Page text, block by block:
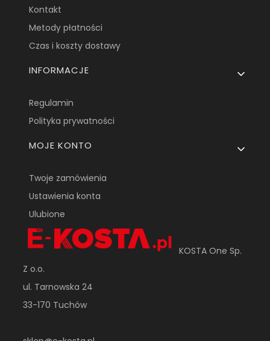
Kontakt
Metody płatności
Czas i koszty dostawy
INFORMACJE
Regulamin
Polityka prywatności
MOJE KONTO
Twoje zamówienia
Ustawienia konta
Ulubione
KOSTA One Sp.
Z o.o.
ul. Tarnowska 24
33-170 Tuchów